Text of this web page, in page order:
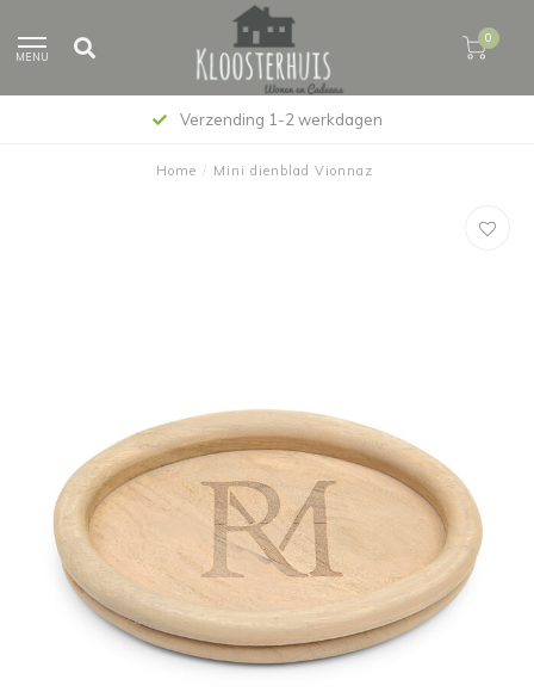
MENU
0
Verzending 1-2 werkdagen
Home / Mini dienblad Vionnaz